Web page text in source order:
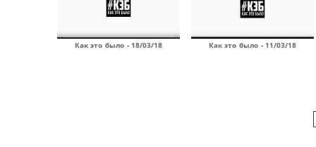
Как это было - 18/03/18 Как это было - 11/03/18